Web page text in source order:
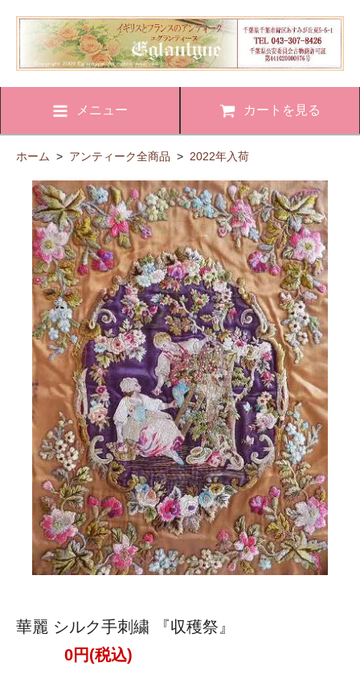
メニュー カートを見る
ホーム > アンティーク全商品 > 2022年入荷
華麗 シルク手刺繍 『収穫祭』
0円(税込)